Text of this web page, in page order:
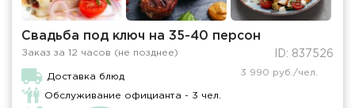
Свадьба под ключ на 35-40 персон
Заказ за 12 часов (не позднее) ID: 837526
Доставка блюд
Обслуживание официанта - 3 чел.
3 990 руб./чел.